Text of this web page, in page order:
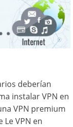
deberían
instalar VPN en
VPN premium
Le VPN en